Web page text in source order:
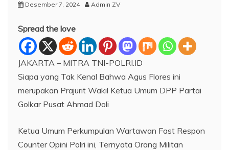
Desember 7, 2024 Admin ZV
Spread the love
JAKARTA – MITRA TNI-POLRI.ID
Siapa yang Tak Kenal Bahwa Agus Flores ini
merupakan Prajurit Wakil Ketua Umum DPP Partai
Golkar Pusat Ahmad Doli
Ketua Umum Perkumpulan Wartawan Fast Respon
Counter Opini Polri ini, Ternyata Orang Militan